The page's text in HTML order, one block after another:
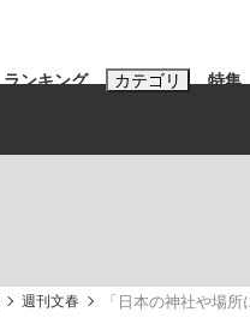
ランキング カテゴリ 特集
#藤田晋 #三山凌輝 #高
週刊文春 「日本の神社や場